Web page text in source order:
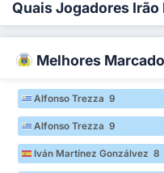
Quais Jogadores Irão
Melhores
Alfonso Trezza 9
Alfonso Trezza 9
Iván Martínez Gonzálvez 8